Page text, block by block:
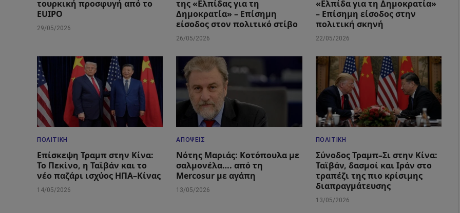
τουρκική προσφυγή από το
EUIPO
29/05/2026
της «Ελπίδας για τη
Δημοκρατία» – Επίσημη
είσοδος στον πολιτικό στίβο
26/05/2026
«Ελπίδα για τη Δημοκρατία»
– Επίσημη είσοδος στην
πολιτική σκηνή
22/05/2026
ΠΟΛΙΤΙΚΉ
Επίσκεψη Τραμπ στην Κίνα:
Το Πεκίνο, η Ταϊβάν και το
νέο παζάρι ισχύος ΗΠΑ–Κίνας
14/05/2026
ΑΠΌΨΕΙΣ
Νότης Μαριάς: Κοτόπουλα με
σαλμονέλα…. από τη
Mercosur με αγάπη
13/05/2026
ΠΟΛΙΤΙΚΉ
Σύνοδος Τραμπ–Σι στην Κίνα:
Ταϊβάν, δασμοί και Ιράν στο
τραπέζι της πιο κρίσιμης
διαπραγμάτευσης
13/05/2026